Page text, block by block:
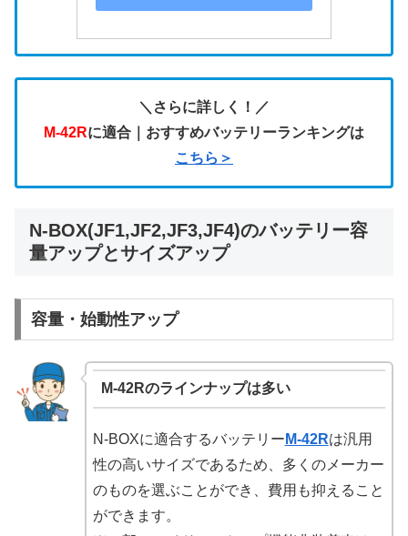
＼さらに詳しく！／
M-42Rに適合｜おすすめバッテリーランキングは
こちら＞
N-BOX(JF1,JF2,JF3,JF4)のバッテリー容
量アップとサイズアップ
容量・始動性アップ
M-42Rのラインナップは多い
N-BOXに適合するバッテリー M-42Rは汎用
性の高いサイズであるため、多くのメーカー
のものを選ぶことができ、費用も抑えること
ができます。